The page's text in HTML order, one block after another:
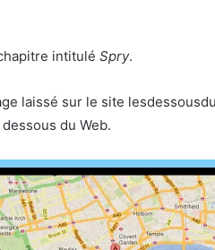
intitulé Spry.
laissé sur le site
du Web.